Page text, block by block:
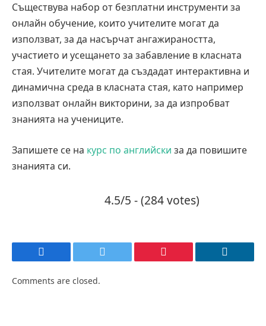
Съществува набор от безплатни инструменти за
онлайн обучение, които учителите могат да
използват, за да насърчат ангажираността,
участието и усещането за забавление в класната
стая. Учителите могат да създадат интерактивна и
динамична среда в класната стая, като например
използват онлайн викторини, за да изпробват
знанията на учениците.
Запишете се на курс по английски за да повишите
знанията си.
4.5/5 - (284 votes)
Facebook Twitter Pinterest LinkedIn
Comments are closed.